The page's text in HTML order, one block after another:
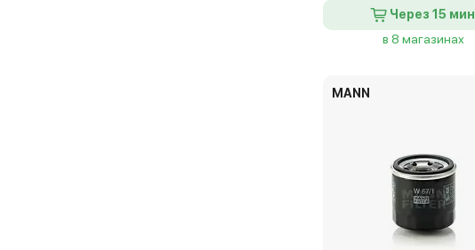
Через 15 мин
в 8 магазинах
MANN